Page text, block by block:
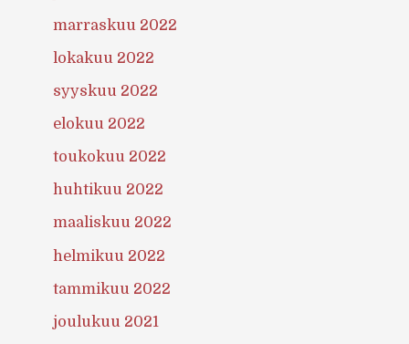
marraskuu 2022
lokakuu 2022
syyskuu 2022
elokuu 2022
toukokuu 2022
huhtikuu 2022
maaliskuu 2022
helmikuu 2022
tammikuu 2022
joulukuu 2021